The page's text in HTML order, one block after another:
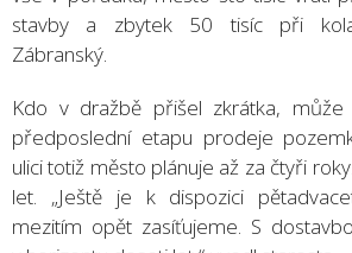
stavby a zbytek 50 tisíc při
Zábranský.
Kdo v dražbě přišel zkrátka, může
předposlední etapu prodeje
ulici totiž město plánuje až za čtyři
let. „Ještě je k dispozici
mezitím opět zasíťujeme. S